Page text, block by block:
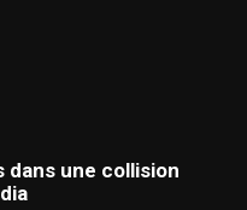
dans une collision